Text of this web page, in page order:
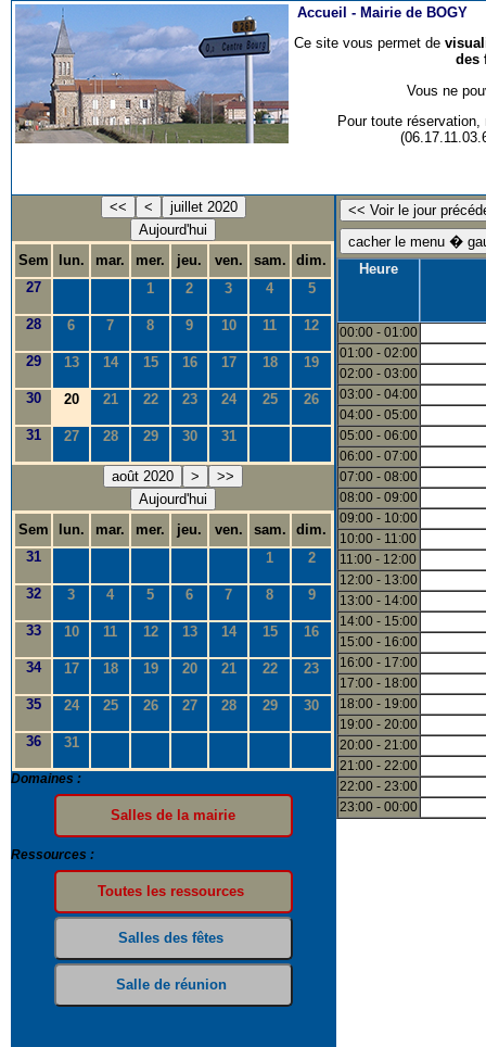
Accueil - Mairie de BOGY
Ce site vous permet de
des
Vous ne
Pour toute
<< <
juillet 2020
Aujourd'hui
Sem
lun. mar. mer. jeu. ven. sam.
dim.
27
1 2 3 4 5
28 6 7 8 9 10 11 12
29 13 14 15 16 17 18 19
30 20 21 22 23 24 25 26
31 27 28 29 30 31
août 2020 >
>>
Aujourd'hui
Sem
lun. mar. mer. jeu. ven. sam.
dim.
31
1 2
32 3 4 5 6 7 8 9
33 10 11 12 13 14 15 16
34 17 18 19 20 21 22 23
35 24 25 26 27 28 29 30
36 31
Domaines :
Ressources :
Heure
00:00 - 01:00
01:00 - 02:00
02:00 - 03:00
03:00 - 04:00
04:00 - 05:00
05:00 - 06:00
06:00 - 07:00
07:00 - 08:00
08:00 - 09:00
09:00 - 10:00
10:00 - 11:00
11:00 - 12:00
12:00 - 13:00
13:00 - 14:00
14:00 - 15:00
15:00 - 16:00
16:00 - 17:00
17:00 - 18:00
18:00 - 19:00
19:00 - 20:00
20:00 - 21:00
21:00 - 22:00
22:00 - 23:00
23:00 - 00:00